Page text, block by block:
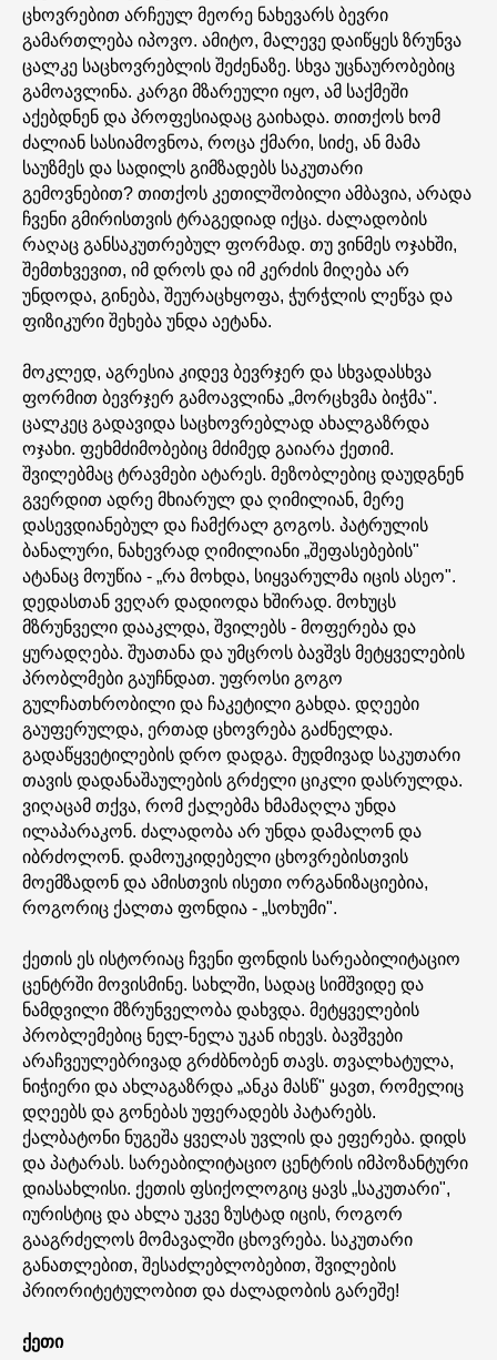
ცხოვრებით არჩეულ მეორე ნახევარს ბევრი
გამართლება იპოვო. ამიტო, მალევე დაიწყეს ზრუნვა
ცალკე საცხოვრებლის შეძენაზე. სხვა უცნაურობებიც
გამოავლინა. კარგი მზარეული იყო, ამ საქმეში
აქებდნენ და პროფესიადაც გაიხადა. თითქოს ხომ
ძალიან სასიამოვნოა, როცა ქმარი, სიძე, ან მამა
საუზმეს და სადილს გიმზადებს საკუთარი
გემოვნებით? თითქოს კეთილშობილი ამბავია, არადა
ჩვენი გმირისთვის ტრაგედიად იქცა. ძალადობის
რაღაც განსაკუთრებულ ფორმად. თუ ვინმეს ოჯახში,
შემთხვევით, იმ დროს და იმ კერძის მიღება არ
უნდოდა, გინება, შეურაცხყოფა, ჭურჭლის ლეწვა და
ფიზიკური შეხება უნდა აეტანა.
მოკლედ, აგრესია კიდევ ბევრჯერ და სხვადასხვა
ფორმით ბევრჯერ გამოავლინა „მორცხვმა ბიჭმა".
ცალკეც გადავიდა საცხოვრებლად ახალგაზრდა
ოჯახი. ფეხმძიმობებიც მძიმედ გაიარა ქეთიმ.
შვილებმაც ტრავმები ატარეს. მეზობლებიც დაუდგნენ
გვერდით ადრე მხიარულ და ღიმილიან, მერე
დასევდიანებულ და ჩამქრალ გოგოს. პატრულის
ბანალური, ნახევრად ღიმილიანი „შეფასებების"
ატანაც მოუწია - „რა მოხდა, სიყვარულმა იცის ასეო".
დედასთან ვეღარ დადიოდა ხშირად. მოხუცს
მზრუნველი დააკლდა, შვილებს - მოფერება და
ყურადღება. შუათანა და უმცროს ბავშვს მეტყველების
პრობლმები გაუჩნდათ. უფროსი გოგო
გულჩათხრობილი და ჩაკეტილი გახდა. დღეები
გაუფერულდა, ერთად ცხოვრება გაძნელდა.
გადაწყვეტილების დრო დადგა. მუდმივად საკუთარი
თავის დადანაშაულების გრძელი ციკლი დასრულდა.
ვიღაცამ თქვა, რომ ქალებმა ხმამაღლა უნდა
ილაპარაკონ. ძალადობა არ უნდა დამალონ და
იბრძოლონ. დამოუკიდებელი ცხოვრებისთვის
მოემზადონ და ამისთვის ისეთი ორგანიზაციებია,
როგორიც ქალთა ფონდია - „სოხუმი".
ქეთის ეს ისტორიაც ჩვენი ფონდის სარეაბილიტაციო
ცენტრში მოვისმინე. სახლში, სადაც სიმშვიდე და
ნამდვილი მზრუნველობა დახვდა. მეტყველების
პრობლემებიც ნელ-ნელა უკან იხევს. ბავშვები
არაჩვეულებრივად გრძბნობენ თავს. თვალხატულა,
ნიჭიერი და ახლაგაზრდა „ანკა მასწ" ყავთ, რომელიც
დღეებს და გონებას უფერადებს პატარებს.
ქალბატონი ნუგეშა ყველას უვლის და ეფერება. დიდს
და პატარას. სარეაბილიტაციო ცენტრის იმპოზანტური
დიასახლისი. ქეთის ფსიქოლოგიც ყავს „საკუთარი",
იურისტიც და ახლა უკვე ზუსტად იცის, როგორ
გააგრძელოს მომავალში ცხოვრება. საკუთარი
განათლებით, შესაძლებლობებით, შვილების
პრიორიტეტულობით და ძალადობის გარეშე!
ქეთი